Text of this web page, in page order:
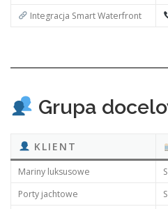
Integracja Smart Waterfront
Grupa
KLIENT
Mariny luksusowe
Porty jachtowe